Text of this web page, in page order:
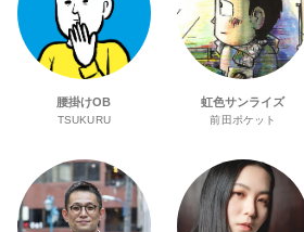
腰掛けOB
TSUKURU
虹色サンライズ
前田ポケット